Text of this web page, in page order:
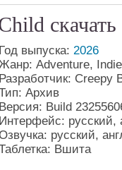
скачать
Год выпуска: 2026
Adventure, Indie
Разработчик: Creepy
Архив
Версия: Build
Интерфейс: русский,
русский,
Вшита